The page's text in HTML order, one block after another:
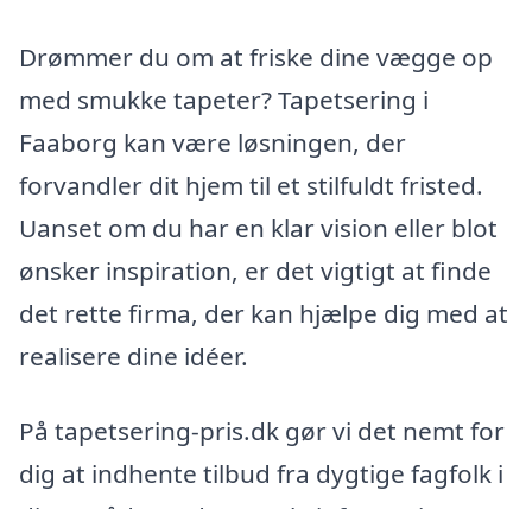
Drømmer du om at friske dine vægge op
med smukke tapeter? Tapetsering i
Faaborg kan være løsningen, der
forvandler dit hjem til et stilfuldt fristed.
Uanset om du har en klar vision eller blot
ønsker inspiration, er det vigtigt at finde
det rette firma, der kan hjælpe dig med at
realisere dine idéer.
På tapetsering-pris.dk gør vi det nemt for
dig at indhente tilbud fra dygtige fagfolk i